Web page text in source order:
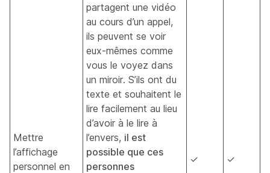
Mettre
l’affichage
personnel en
partagent une vidéo
au cours d’un appel,
ils peuvent se voir
eux-mêmes comme
vous le voyez dans
un miroir. S’ils ont du
texte et souhaitent le
lire facilement au lieu
d’avoir à le lire à
l’envers, il est
possible que ces
personnes
✓ ✓